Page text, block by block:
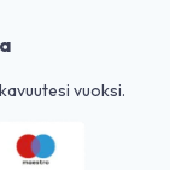
vuoksi.